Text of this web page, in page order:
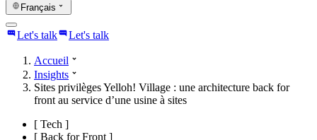
Français
Let's talk Let's talk
Accueil
Insights
Sites privilèges Yelloh! Village : une architecture back for
front au service d’une usine à sites
[ Tech ]
[ Back for Front ]